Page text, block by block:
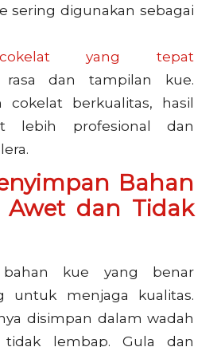
sering digunakan sebagai
yang tepat
rasa dan tampilan kue.
cokelat berkualitas, hasil
lebih profesional dan
Bahan
Awet dan Tidak
bahan kue yang benar
untuk menjaga kualitas.
disimpan dalam wadah
lembap. Gula dan